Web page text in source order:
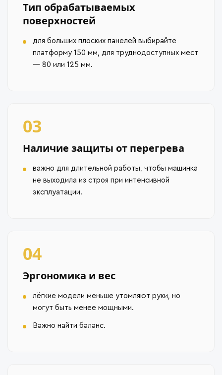
Тип обрабатываемых
поверхностей
для больших плоских панелей выбирайте
платформу 150 мм, для труднодоступных мест
— 80 или 125 мм.
03
Наличие защиты от перегрева
важно для длительной работы, чтобы машинка
не выходила из строя при интенсивной
эксплуатации.
04
Эргономика и вес
лёгкие модели меньше утомляют руки, но
могут быть менее мощными.
Важно найти баланс.